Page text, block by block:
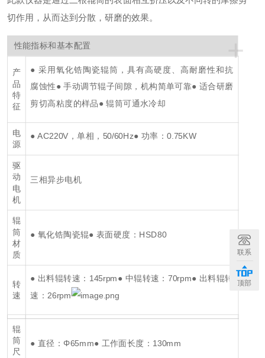
切作用，从而达到分散，研磨的效果。
+
性能指标和基本配置
产
品
特
征
● 采用氧化锆陶瓷辊筒，具有高硬度、高耐磨性和抗
腐蚀性● 手动调节辊子间隙，机构简单可靠● 适合研磨
剪切高粘度的样品● 辊筒可通水冷却
电
源
● AC220V，单相，50/60Hz● 功率：0.75KW
驱
动
电
机
三相异步电机
辊
筒
材
质
● 氧化锆陶瓷辊● 表面硬度：HSD80
转
速
● 出料辊转速：145rpm● 中辊转速：70rpm● 出料辊转
速：26rpm
辊
筒
尺
● 直径：Φ65mm● 工作面长度：130mm
联系
顶部